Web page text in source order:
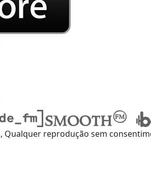
reprodução sem